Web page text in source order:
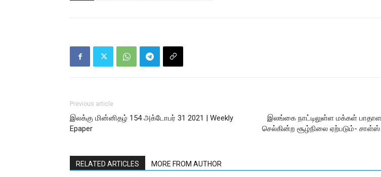
Previous article
இலக்கு மின்னிதழ் 154 அக்டோபர் 31 2021 | Weekly
Epaper
இலங்கை நாட்டிலுள்ள மக்கள்
செல்கின்ற சூழ்நிலை ஏற்படும்-
RELATED ARTICLES MORE FROM AUTHOR